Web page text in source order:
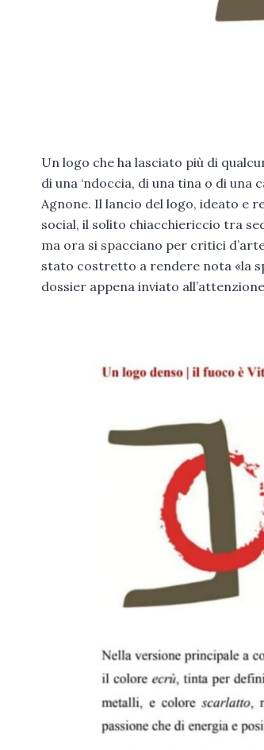
Un logo che ha lasciato più di
di una ‘ndoccia, di una tina o di
Agnone. Il lancio del logo, ideato e
social, il solito chiacchiericcio tra
ma ora si spacciano per critici
stato costretto a rendere nota «la
dossier appena inviato